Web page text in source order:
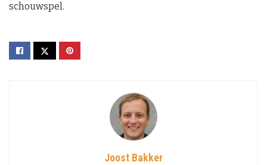
schouwspel.
Joost Bakker